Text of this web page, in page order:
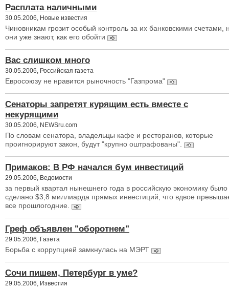
Расплата наличными
30.05.2006, Новые известия
Чиновникам грозит особый контроль за их банковскими счетами,
они уже знают, как его обойти
Вас слишком много
30.05.2006, Российская газета
Евросоюзу не нравится рыночность "Газпрома"
Сенаторы запретят курящим есть вместе с
некурящими
30.05.2006, NEWSru.com
По словам сенатора, владельцы кафе и ресторанов, которые
проигнорируют закон, будут "крупно оштрафованы".
Примаков: В РФ начался бум инвестиций
29.05.2006, Ведомости
за первый квартал нынешнего года в российскую экономику было
сделано $3,8 миллиарда прямых инвестиций, что вдвое
все прошлогодние.
Греф объявлен "оборотнем"
29.05.2006, Газета
Борьба с коррупцией замкнулась на МЭРТ
Сочи пишем, Петербург в уме?
29.05.2006, Известия